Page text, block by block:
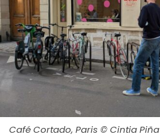
Café Cortado, Paris © Cintia Piña